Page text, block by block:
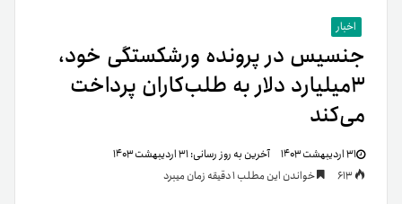
اخبار
جنسیس در پرونده‌ ورشکستگی خود،
۳میلیارد دلار به طلب‌کاران پرداخت
می‌کند
۳۱ اردیبهشت ۱۴۰۳ آخرین به روز رسانی:۳۱ اردیبهشت ۱۴۰۳
خواندن این مطلب 1 دقیقه زمان میبرد